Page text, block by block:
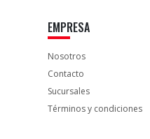
EMPRESA
Nosotros
Contacto
Sucursales
Términos y condiciones